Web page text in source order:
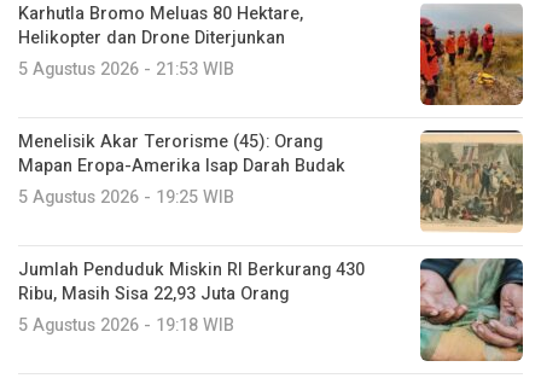
Karhutla Bromo Meluas 80 Hektare,
Helikopter dan Drone Diterjunkan
5 Agustus 2026 - 21:53 WIB
Menelisik Akar Terorisme (45): Orang
Mapan Eropa-Amerika Isap Darah Budak
5 Agustus 2026 - 19:25 WIB
Jumlah Penduduk Miskin RI Berkurang 430
Ribu, Masih Sisa 22,93 Juta Orang
5 Agustus 2026 - 19:18 WIB